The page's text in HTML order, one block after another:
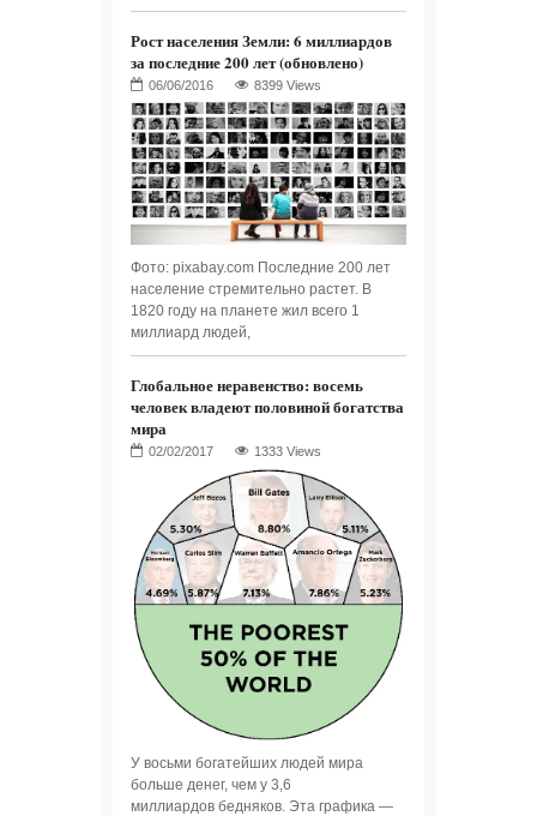
Рост населения Земли: 6 миллиардов
за последние 200 лет (обновлено)
8399 Views
Фото: pixabay.com Последние 200 лет
население стремительно растет. В
1820 году на планете жил всего 1
миллиард людей,
Глобальное неравенство: восемь
человек владеют половиной богатства
мира
1333 Views
У восьми богатейших людей мира
больше денег, чем у 3,6
миллиардов бедняков. Эта графика —